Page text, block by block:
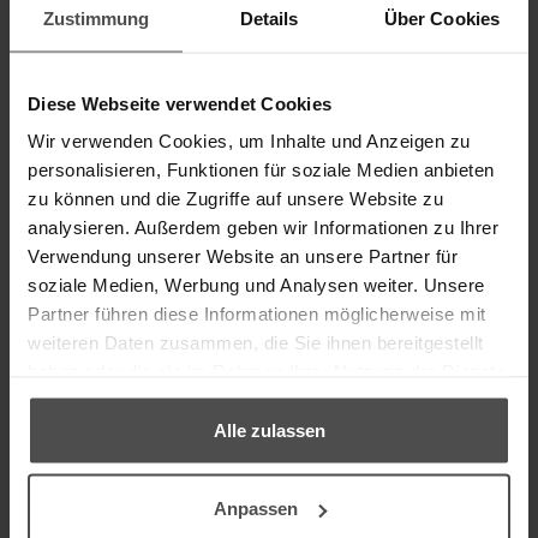
Zustimmung Details Über Cookies
Diese Webseite verwendet Cookies
Wir verwenden Cookies, um Inhalte und Anzeigen zu
personalisieren, Funktionen für soziale Medien anbieten
zu können und die Zugriffe auf unsere Website zu
analysieren. Außerdem geben wir Informationen zu Ihrer
Verwendung unserer Website an unsere Partner für
soziale Medien, Werbung und Analysen weiter. Unsere
Partner führen diese Informationen möglicherweise mit
weiteren Daten zusammen, die Sie ihnen bereitgestellt
gesammelt haben.
Alle zulassen
Anpassen